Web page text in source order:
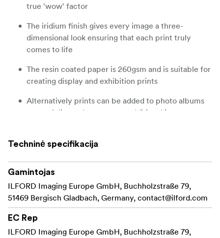
true 'wow' factor
The iridium finish gives every image a three-
dimensional look ensuring that each print truly
comes to life
The resin coated paper is 260gsm and is suitable for
creating display and exhibition prints
Alternatively prints can be added to photo albums
or portfolio work s to create additional impact
studio photography
Perfect for enhancing mechanical, industrial or
architectural images
The media is available in a range of sheets and rolls
Compatible with both dye and pigment inkjet
printers
Techninė specifikacija
Gamintojas
ILFORD Imaging Europe GmbH, Buchholzstraße 79,
51469 Bergisch Gladbach, Germany, contact@ilford.com
EC Rep
ILFORD Imaging Europe GmbH, Buchholzstraße 79,